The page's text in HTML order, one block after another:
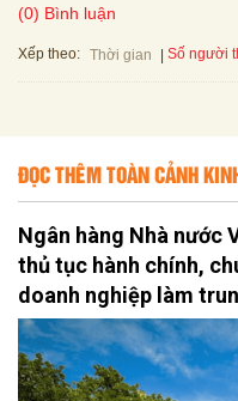
(0) Bình luận
Xếp theo: Thời gian Số người
ĐỌC THÊM TOÀN CẢNH
Ngân hàng Nhà nước
thủ tục hành chính,
doanh nghiệp làm